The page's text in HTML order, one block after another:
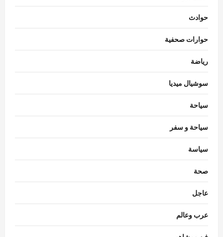
حوادث
حوارات صحفية
رياضة
سوشيال ميديا
سياحة
سياحة و سفر
سياسة
صحة
عاجل
عرب وعالم
3